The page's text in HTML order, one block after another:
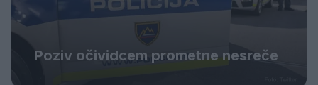
Poziv očividcem prometne nesreče